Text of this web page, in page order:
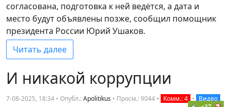
согласована, подготовка к ней ведётся, а дата и
место будут объявлены позже, сообщил помощник
президента России Юрий Ушаков.
Читать далее
И никакой коррупции
7-08-2025, 18:34 • Опубл.:Apolitikus • Просм.: 9044 • Комм.: 4 • Видео